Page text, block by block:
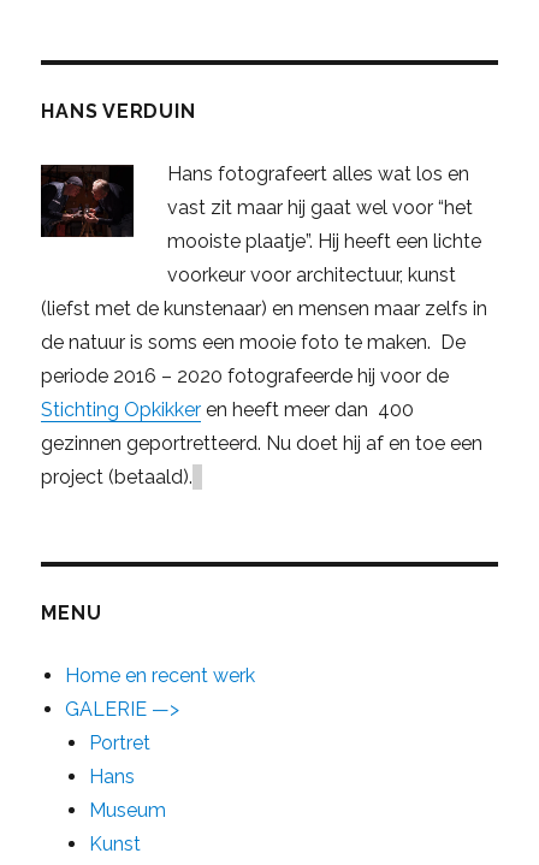
HANS VERDUIN
Hans fotografeert alles wat los en
vast zit maar hij gaat wel voor “het
mooiste plaatje”. Hij heeft een lichte
voorkeur voor architectuur, kunst
(liefst met de kunstenaar) en mensen maar zelfs in
de natuur is soms een mooie foto te maken. De
periode 2016 – 2020 fotografeerde hij voor de
Stichting Opkikker en heeft meer dan 400
gezinnen geportretteerd. Nu doet hij af en toe een
project (betaald).
MENU
Home en recent werk
GALERIE —>
Portret
Hans
Museum
Kunst